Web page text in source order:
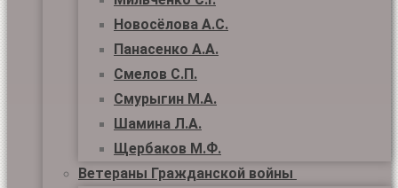
Новосёлова А.С.
Панасенко А.А.
Смелов С.П.
Смурыгин М.А.
Шамина Л.А.
Щербаков М.Ф.
Ветераны Гражданской войны